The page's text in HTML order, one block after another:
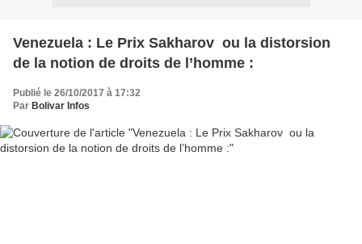
Venezuela : Le Prix Sakharov ou la distorsion
de la notion de droits de l’homme :
Publié le 26/10/2017 à 17:32
Par Bolivar Infos